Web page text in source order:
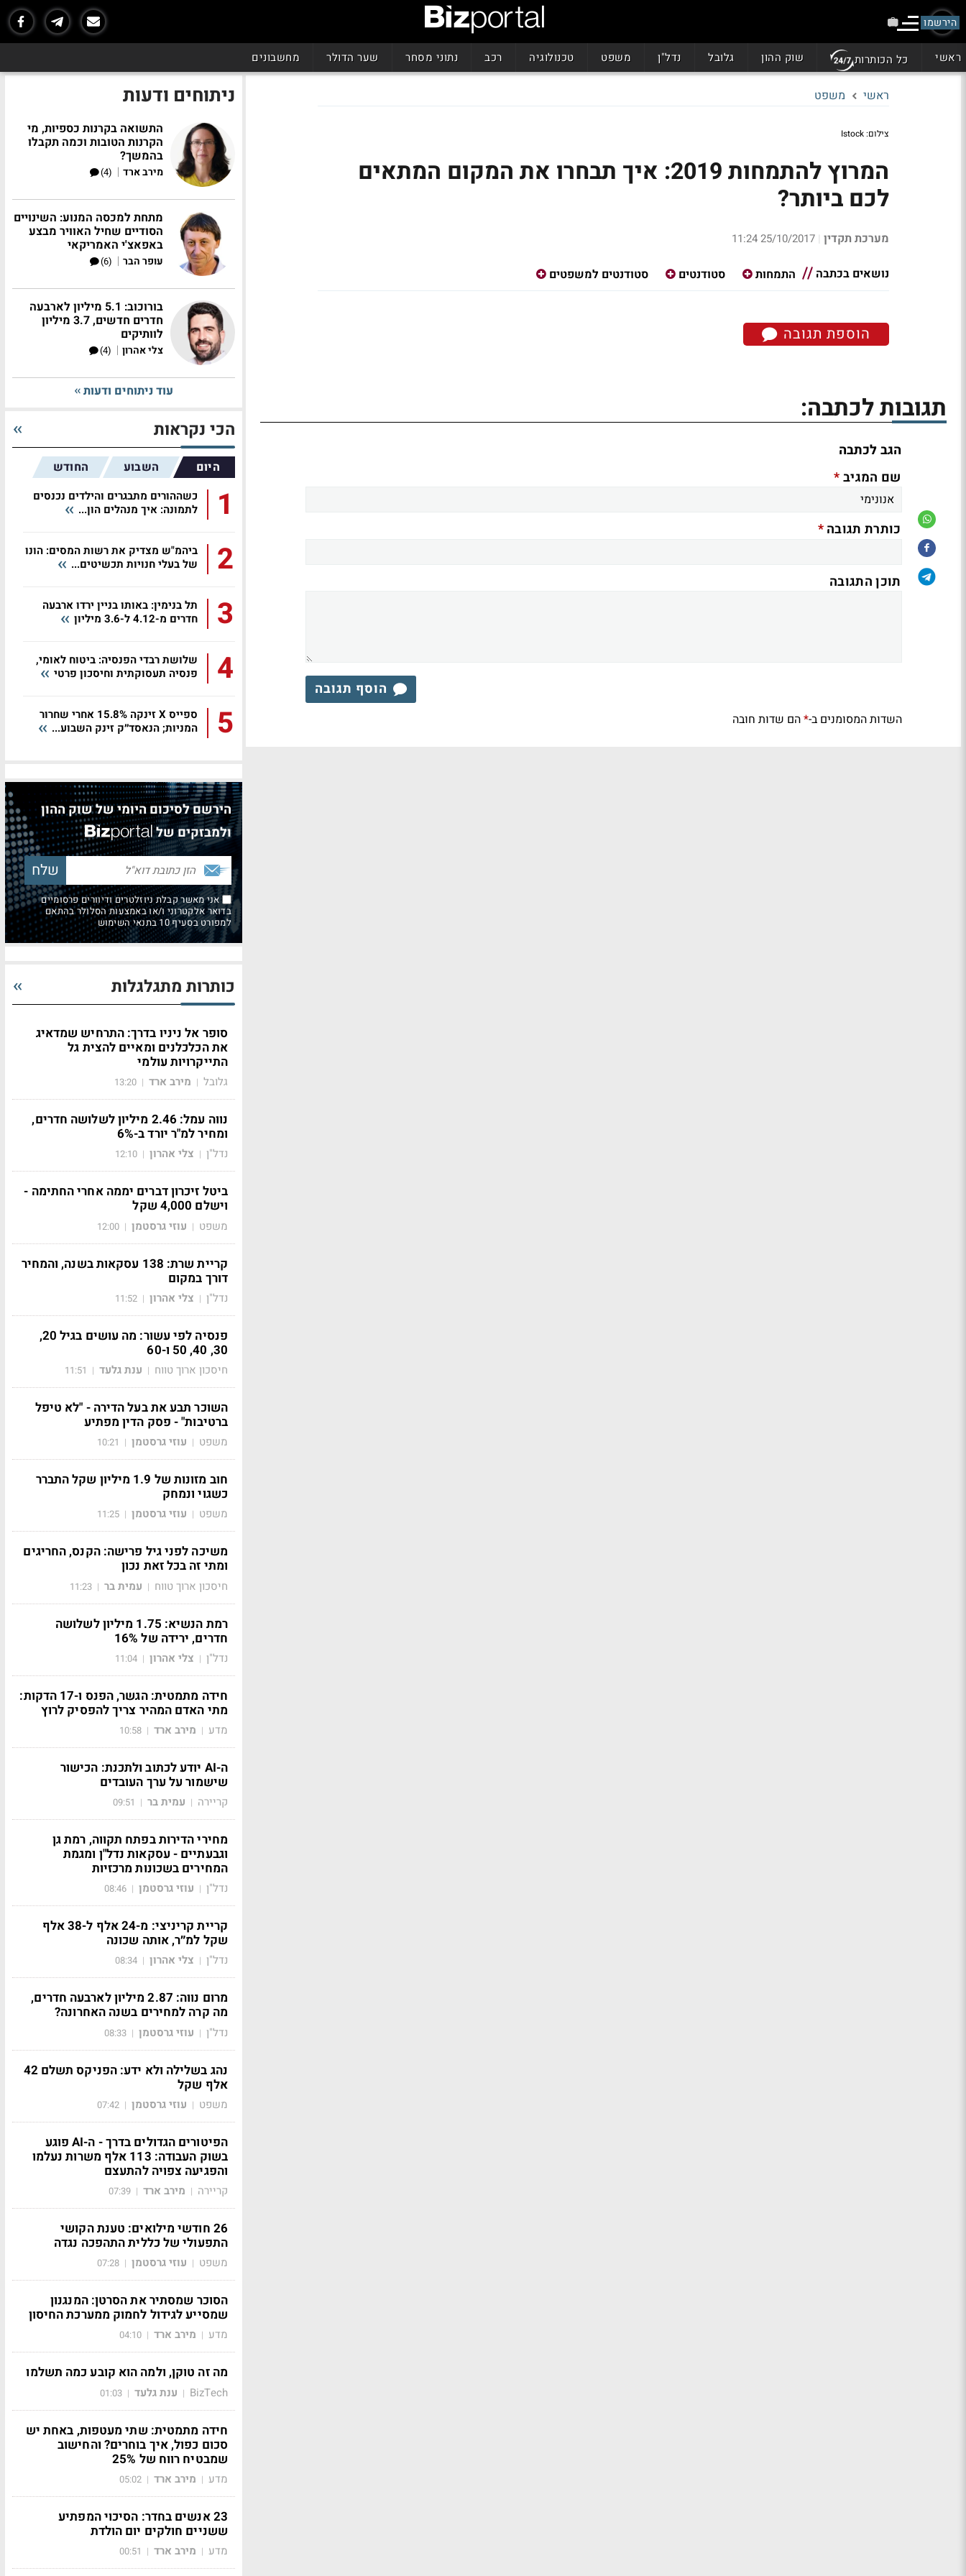
הירשמו
ראשי כל הכותרות שוק ההון גלובל נדל"ן משפט טכנולוגיה רכב נתוני מסחר שער הדולר מחשבונים
ראשי משפט
צילום: Istock
המרוץ להתמחות 2019: איך תבחרו את המקום המתאים
לכם ביותר?
מערכת תקדין |
25/10/2017 11:24
נושאים בכתבה התמחות סטודנטים סטודנטים למשפטים
הוספת תגובה
תגובות לכתבה:
הגב לכתבה
שם המגיב*
כותרת תגובה*
תוכן התגובה
הוסף תגובה
השדות המסומנים ב-*הם שדות חובה
ניתוחים ודעות
התשואה בקרנות כספיות, מי
הקרנות הטובות וכמה תקבלו
בהמשך?
מירב ארד |
(4)
מתחת למכסה המנוע: השינויים
הסודיים שחיל האוויר מבצע
באפאצ'י האמריקאי
עופר הבר |
(6)
בורוכוב: 5.1 מיליון לארבעה
חדרים חדשים, 3.7 מיליון
לוותיקים
צלי אהרון |
(4)
עוד ניתוחים ודעות
הכי נקראות
היום השבוע החודש
1
כשההורים מתבגרים והילדים נכנסים
לתמונה: איך מנהלים הון...
2
ביהמ"ש מצדיק את רשות המסים: הונו
של בעלי חנויות תכשיטים...
3
תל בנימין: באותו בניין ירדו ארבעה
חדרים מ-4.12 ל-3.6 מיליון
4
שלושת רבדי הפנסיה: ביטוח לאומי,
פנסיה תעסוקתית וחיסכון פרטי
5
ספייס X זינקה 15.8% אחרי שחרור
המניות; הנאסד״ק זינק השבוע...
הירשם לסיכום היומי של שוק ההון
ולמבזקים של
אני מאשר קבלת ניוזלטרים ודיוורים פרסומיים
בדואר אלקטרוני ו/או באמצעות הסלולר בהתאם
למפורט בסעיף 10 בתנאי השימוש
כותרות מתגלגלות
סופר אל ניניו בדרך: התרחיש שמדאיג
את הכלכלנים ומאיים להצית גל
התייקרויות עולמי
גלובל | מירב ארד |
13:20
נווה עמל: 2.46 מיליון לשלושה חדרים,
ומחיר למ"ר יורד ב-6%
נדל"ן | צלי אהרון |
12:10
ביטל זיכרון דברים יממה אחרי החתימה -
וישלם 4,000 שקל
משפט | עוזי גרסטמן |
12:00
קריית שרת: 138 עסקאות בשנה, והמחיר
דורך במקום
נדל"ן | צלי אהרון |
11:52
פנסיה לפי עשור: מה עושים בגיל 20,
30, 40, 50 ו-60
חיסכון ארוך טווח | ענת גלעד |
11:51
השוכר תבע את בעל הדירה - "לא טיפל
ברטיבות" - פסק הדין מפתיע
משפט | עוזי גרסטמן |
10:21
חוב מזונות של 1.9 מיליון שקל התברר
כשגוי ונמחק
משפט | עוזי גרסטמן |
11:25
משיכה לפני גיל פרישה: הקנס, החריגים
ומתי זה בכל זאת נכון
חיסכון ארוך טווח | עמית בר |
11:23
רמת הנשיא: 1.75 מיליון לשלושה
חדרים, ירידה של 16%
נדל"ן | צלי אהרון |
11:04
חידה מתמטית: הגשר, הפנס ו-17 הדקות:
מתי האדם המהיר צריך להפסיק לרוץ
מדע | מירב ארד |
10:58
ה-AI יודע לכתוב ולתכנת: הכישור
שישמור על ערך העובדים
קריירה | עמית בר |
09:51
מחירי הדירות בפתח תקווה, רמת גן
וגבעתיים - עסקאות נדל"ן ומגמת
המחירים בשכונות מרכזיות
נדל"ן | עוזי גרסטמן |
08:46
קריית קריניצי: מ-24 אלף ל-38 אלף
שקל למ״ר, אותה שכונה
נדל"ן | צלי אהרון |
08:34
מרום נווה: 2.87 מיליון לארבעה חדרים,
מה קרה למחירים בשנה האחרונה?
נדל"ן | עוזי גרסטמן |
08:33
נהג בשלילה ולא ידע: הפניקס תשלם 42
אלף שקל
משפט | עוזי גרסטמן |
07:42
הפיטורים הגדולים בדרך - ה-AI פוגע
בשוק העבודה: 113 אלף משרות נעלמו
והפגיעה צפויה להתעצם
קריירה | מירב ארד |
07:39
26 חודשי מילואים: טענת הקושי
התפעולי של כללית התהפכה נגדה
משפט | עוזי גרסטמן |
07:28
הסוכר שמסתיר את הסרטן: המנגנון
שמסייע לגידול לחמוק ממערכת החיסון
מדע | מירב ארד |
04:10
מה זה טוקן, ולמה הוא קובע כמה תשלמו
BizTech
| ענת גלעד |
01:03
חידה מתמטית: שתי מעטפות, באחת יש
סכום כפול, איך בוחרים? והחישוב
שמבטיח רווח של 25%
מדע | מירב ארד |
05:02
23 אנשים בחדר: הסיכוי המפתיע
ששניים חולקים יום הולדת
מדע | מירב ארד |
00:51